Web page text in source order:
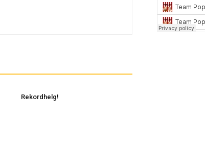
Rekordhelg!